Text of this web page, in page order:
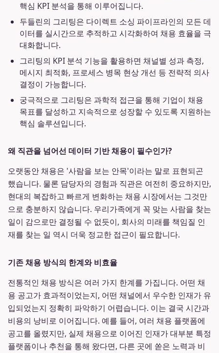
핵심 KPI 분석을 통해 이루어집니다.
두들린의 그리팅은 다이렉트 소싱 파이프라인의 모든 데
이터를 실시간으로 추적하고 시각화하여 채용 효율을 극
대화합니다.
그리팅의 KPI 분석 기능을 활용하면 채널별 성과 측정,
메시지 최적화, 프로세스 병목 현상 개선 등 전략적 의사
결정이 가능합니다.
궁극적으로 그리팅은 과학적 접근을 통해 기업이 채용
목표를 달성하고 지속적으로 성장할 수 있도록 지원하는
핵심 솔루션입니다.
왜 직관을 넘어선 데이터 기반 채용이 필수인가?
오랫동안 채용은 '사람을 보는 안목'이라는 말로 표현되곤
했습니다. 물론 담당자의 경험과 직관은 여전히 중요하지만,
현대의 복잡하고 빠르게 변화하는 채용 시장에서는 그것만
으로 충분하지 않습니다. 우리가족에게 꼭 맞는 사람을 찾는
일이 감으로만 결정될 수 없듯이, 회사의 미래를 책임질 인
재를 찾는 일 역시 더욱 정교한 접근이 필요합니다.
기존 채용 방식의 한계와 비효율
전통적인 채용 방식은 여러 가지 한계를 가집니다. 어떤 채
용 공고가 효과적이었는지, 어떤 채널에서 우수한 인재가 유
입되었는지 정확히 파악하기 어렵습니다. 이는 결국 시간과
비용의 낭비로 이어집니다. 예를 들어, 여러 채용 플랫폼에
공고를 올렸지만, 실제 채용으로 이어진 인재가 대부분 특정
플랫폼이나 추천을 통해 왔다면, 다른 곳에 쏟은 노력과 비